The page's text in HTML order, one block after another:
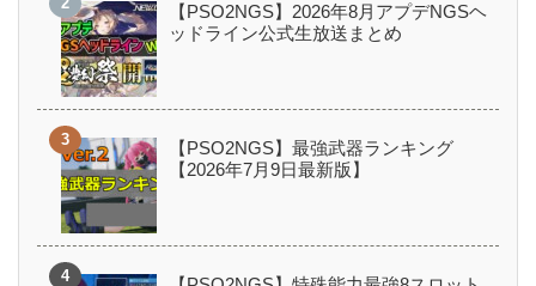
【PSO2NGS】2026年8月アプデNGSヘ
ッドライン公式生放送まとめ
【PSO2NGS】最強武器ランキング
【2026年7月9日最新版】